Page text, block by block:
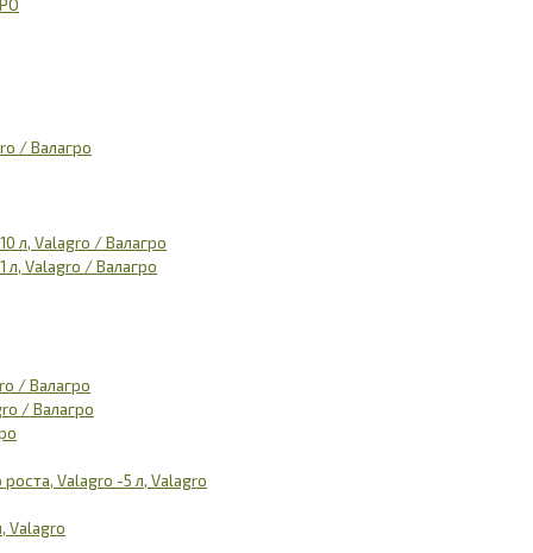
/ Валагро
л, Valagro / Валагро
л, Valagro / Валагро
/ Валагро
/ Валагро
Valagro -5 л, Valagro
Valagro